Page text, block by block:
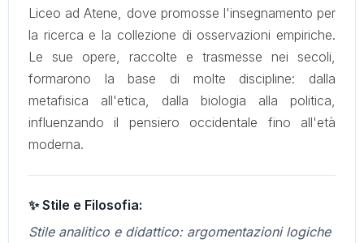
Liceo ad Atene, dove promosse l'insegnamento per
la ricerca e la collezione di osservazioni empiriche.
Le sue opere, raccolte e trasmesse nei secoli,
formarono la base di molte discipline: dalla
metafisica all'etica, dalla biologia alla politica,
influenzando il pensiero occidentale fino all'età
moderna.
✨ Stile e Filosofia:
Stile analitico e didattico: argomentazioni logiche